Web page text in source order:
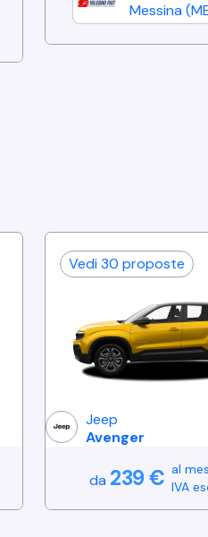
Messina (
Vedi 30 proposte
Jeep
Avenger
da 239€ al
IVA